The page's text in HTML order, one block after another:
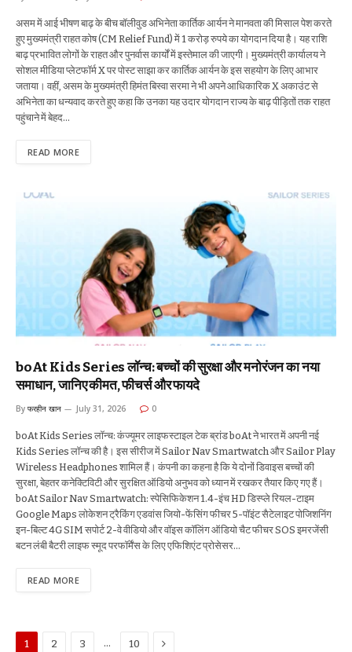
असम में आई भीषण बाढ़ के बीच बॉलीवुड अभिनेता कार्तिक आर्यन ने मानवता की मिसाल पेश करते
हुए मुख्यमंत्री राहत कोष (CM Relief Fund) में 1 करोड़ रुपये का योगदान दिया है। यह राशि
बाढ़ प्रभावित लोगों के राहत और पुनर्वास कार्यों में इस्तेमाल की जाएगी। मुख्यमंत्री कार्यालय ने
सोशल मीडिया प्लेटफॉर्म X पर पोस्ट साझा कर कार्तिक आर्यन के इस सहयोग के लिए आभार
जताया। वहीं, असम के मुख्यमंत्री हिमंत बिस्वा सरमा ने भी अपने आधिकारिक X अकाउंट से
अभिनेता का धन्यवाद करते हुए कहा कि उनका यह उदार योगदान राज्य के बाढ़ पीड़ितों तक राहत
पहुंचाने में बेहद…
READ MORE
boAt Kids Series लॉन्च: बच्चों की सुरक्षा और मनोरंजन का नया
समाधान, जानिए कीमत, फीचर्स और फायदे
By फरहीन खान July 31, 2026 0
boAt Kids Series लॉन्च: कंज्यूमर लाइफस्टाइल टेक ब्रांड boAt ने भारत में अपनी नई
Kids Series लॉन्च की है। इस सीरीज में Sailor Nav Smartwatch और Sailor Play
Wireless Headphones शामिल हैं। कंपनी का कहना है कि ये दोनों डिवाइस बच्चों की
सुरक्षा, बेहतर कनेक्टिविटी और सुरक्षित ऑडियो अनुभव को ध्यान में रखकर तैयार किए गए हैं।
boAt Sailor Nav Smartwatch: स्पेसिफिकेशन 1.4-इंच HD डिस्प्ले रियल-टाइम
Google Maps लोकेशन ट्रैकिंग एडवांस जियो-फेंसिंग फीचर 5-पॉइंट सैटेलाइट पोजिशनिंग
इन-बिल्ट 4G SIM सपोर्ट 2-वे वीडियो और वॉइस कॉलिंग ऑडियो चैट फीचर SOS इमरजेंसी
बटन लंबी बैटरी लाइफ स्मूद परफॉर्मेंस के लिए एफिशिएंट प्रोसेसर…
READ MORE
1 2 3 … 10 Next